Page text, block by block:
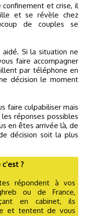
et crise, il
et se révèle chez
de couples se
aidé. Si la situation ne
faire accompagner
par téléphone en
décision le moment
faire culpabiliser mais
réponses possibles
en êtes arrivée là, de
décision soit la plus
?
répondent à vos
ou de France,
en cabinet, ils
et tentent de vous